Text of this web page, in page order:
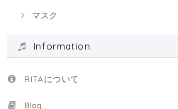
マスク
Information.
RITAについて
Blog